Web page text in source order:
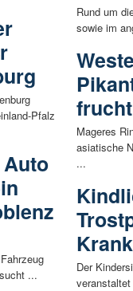
Pfalz
...
Rund um
sowie im
Mageres
asiatische
...
Der